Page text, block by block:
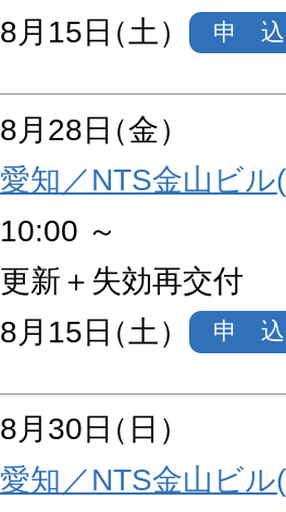
8月15日（土） 申 込
8月28日（金）
愛知／NTS金山ビ
10:00 ～
更新＋失効再交付
8月15日（土） 申 込
8月30日（日）
愛知／NTS金山ビ